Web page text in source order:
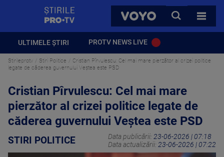
VOYO
CAUTA
TOATE
ULTIMELE ȘTIRI PROTV NEWS LIVE
Stirileprotv Stiri Politice
Cristian Pîrvulescu: Cel mai mare pierzător al crizei politice
legate de căderea guvernului Veştea este PSD
Cristian Pîrvulescu: Cel mai mare
pierzător al crizei politice legate de
căderea guvernului Veştea este PSD
STIRI POLITICE Data publicării: 23-06-2026 | 07:18
Data actualizării: 23-06-2026 | 07:22